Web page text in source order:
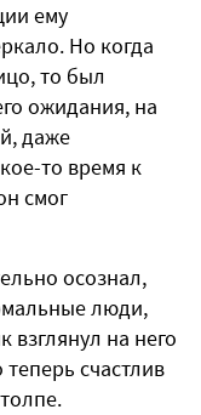
ему
Но когда
то был
ожидания, на
даже
то время к
смог
осознал,
люди,
взглянул на него
теперь счастлив